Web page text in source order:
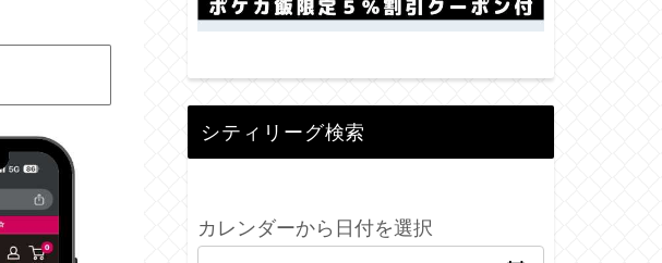
シティリーグ検索
カレンダーから日付を選択